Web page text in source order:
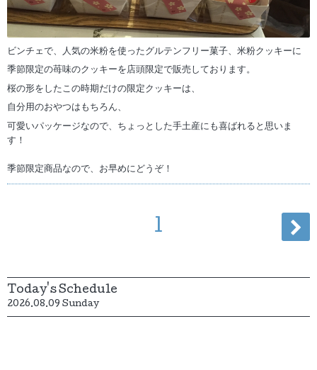
ビンチェで、人気の米粉を使ったグルテンフリー菓子、米粉クッキーに
季節限定の苺味のクッキーを店頭限定で販売しております。
桜の形をしたこの時期だけの限定クッキーは、
自分用のおやつはもちろん、
可愛いパッケージなので、ちょっとした手土産にも喜ばれると思いま
す！
季節限定商品なので、お早めにどうぞ！
1
Today's Schedule
2026.08.09 Sunday